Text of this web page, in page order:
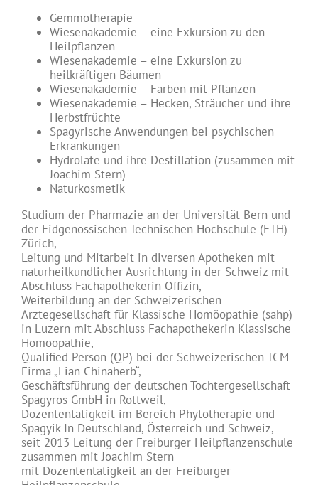
Gemmotherapie
Wiesenakademie – eine Exkursion zu den
Heilpflanzen
Wiesenakademie – eine Exkursion zu
heilkräftigen Bäumen
Wiesenakademie – Färben mit Pflanzen
Wiesenakademie – Hecken, Sträucher und ihre
Herbstfrüchte
Spagyrische Anwendungen bei psychischen
Erkrankungen
Hydrolate und ihre Destillation (zusammen mit
Joachim Stern)
Naturkosmetik
Studium der Pharmazie an der Universität Bern und
der Eidgenössischen Technischen Hochschule (ETH)
Zürich,
Leitung und Mitarbeit in diversen Apotheken mit
naturheilkundlicher Ausrichtung in der Schweiz mit
Abschluss Fachapothekerin Offizin,
Weiterbildung an der Schweizerischen
Ärztegesellschaft für Klassische Homöopathie (sahp)
in Luzern mit Abschluss Fachapothekerin Klassische
Homöopathie,
Qualified Person (QP) bei der Schweizerischen TCM-
Firma „Lian Chinaherb“,
Geschäftsführung der deutschen Tochtergesellschaft
Spagyros GmbH in Rottweil,
Dozententätigkeit im Bereich Phytotherapie und
Spagyik In Deutschland, Österreich und Schweiz,
seit 2013 Leitung der Freiburger Heilpflanzenschule
zusammen mit Joachim Stern
mit Dozententätigkeit an der Freiburger